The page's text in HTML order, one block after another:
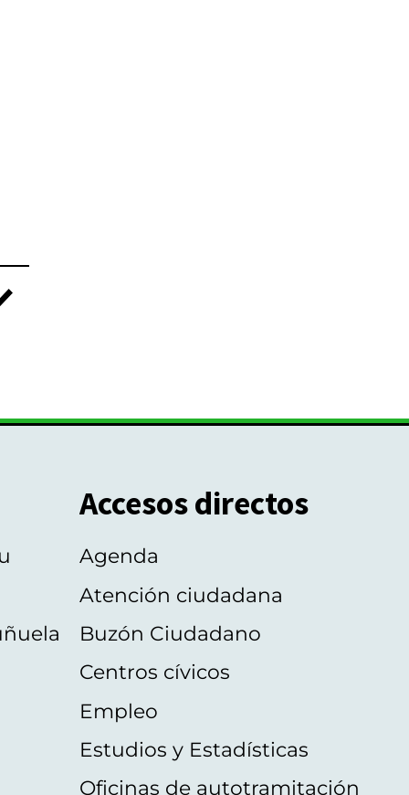
Accesos directos
Agenda
Atención ciudadana
Buzón Ciudadano
Centros cívicos
Empleo
Estudios y Estadísticas
Oficinas de autotramitación